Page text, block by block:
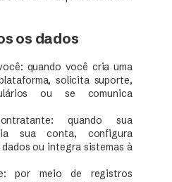
os dados
quando você cria uma
solicita suporte,
ou se comunica
quando sua
sua conta, configura
ou integra sistemas à
por meio de registros